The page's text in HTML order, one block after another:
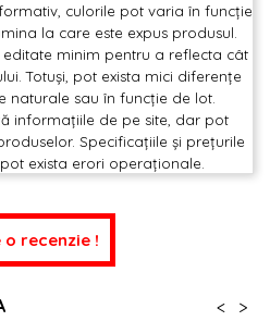
culorile pot varia în funcție
la care este expus produsul.
minim pentru a reflecta cât
Totuși, pot exista mici diferențe
naturale sau în funcție de lot.
informațiile de pe site, dar pot
Specificațiile și prețurile
exista erori operaționale.
recenzie !
>
<